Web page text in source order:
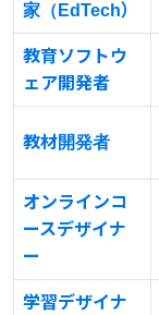
家（EdTech）
教育ソフトウ
ェア開発者
教材開発者
オンラインコ
ースデザイナ
ー
学習デザイナ